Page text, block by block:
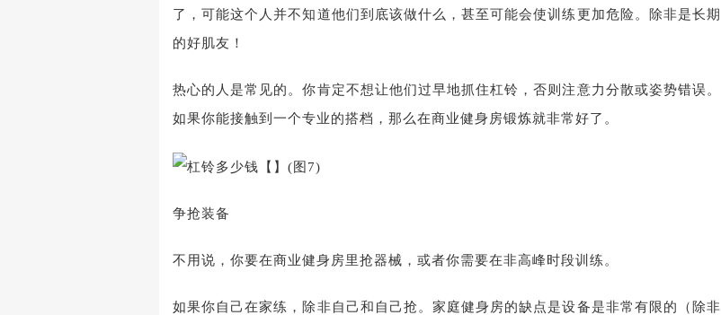
了，可能这个人并不知道他们到底该做什么，甚至可能会使训练更加危险。除非是长期
的好肌友！
热心的人是常见的。你肯定不想让他们过早地抓住杠铃，否则注意力分散或姿势错误。
如果你能接触到一个专业的搭档，那么在商业健身房锻炼就非常好了。
争抢装备
不用说，你要在商业健身房里抢器械，或者你需要在非高峰时段训练。
如果你自己在家练，除非自己和自己抢。家庭健身房的缺点是设备是非常有限的（除非